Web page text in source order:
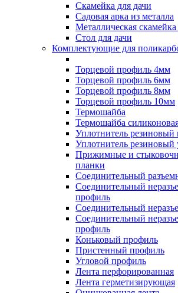
Скамейка для дачи
Садовая арка из металла
Металлическая
Стол для дачи
Комплектующие для
Торцевой профиль 4мм
Торцевой профиль 6мм
Торцевой профиль 8мм
Торцевой профиль 10мм
Термошайба
Термошайба
Уплотнитель
Уплотнитель резиновый
Прижимные и
планки
Соединительный
Соединительный
профиль
Соединительный
Соединительный
профиль
Коньковый профиль
Пристенный профиль
Угловой профиль
Лента перфорированная
Лента герметизирующая